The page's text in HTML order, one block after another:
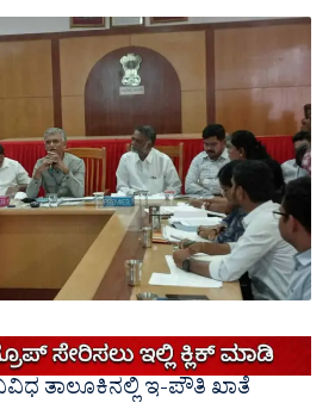
ತಾಲೂಕಿನಲ್ಲಿ ಇ-ಪೌತಿ ಖಾತೆ